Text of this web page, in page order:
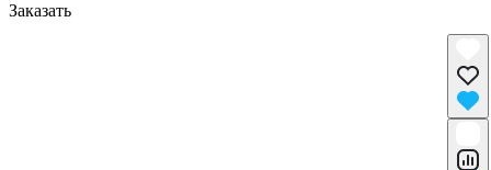
Заказать